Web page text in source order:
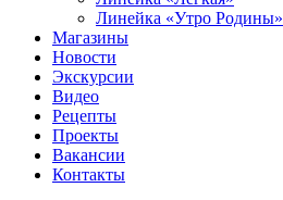
Линейка «Утро Родины»
Магазины
Новости
Экскурсии
Видео
Рецепты
Проекты
Вакансии
Контакты